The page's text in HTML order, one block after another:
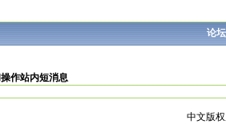
论
作站内短消息
中文版